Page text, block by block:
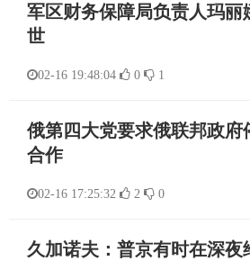
军区财务保障局负责人玛丽
世
02-16 19:48:04 0 1
俄第四大党要求俄联邦政府
合作
02-16 17:25:32 2 0
久加诺夫：普京有时在深夜